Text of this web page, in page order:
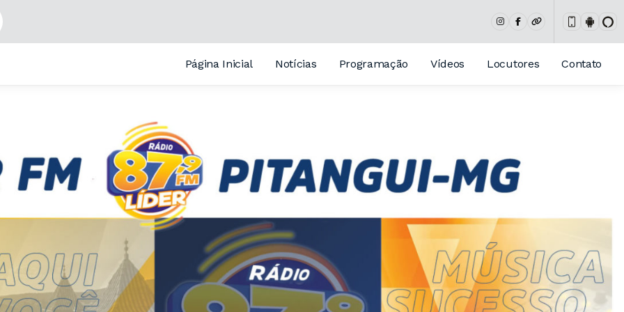
Página Inicial Notícias Programação Vídeos Locutores Contato